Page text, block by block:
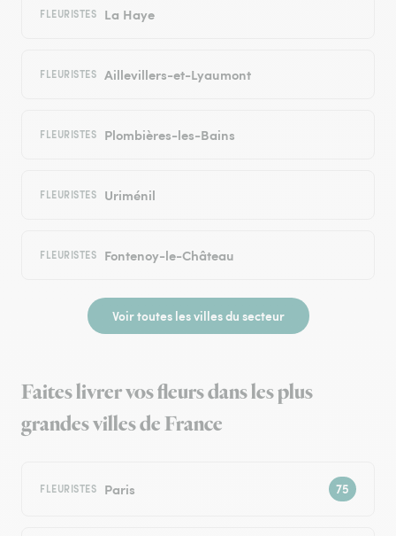
FLEURISTES La Haye
FLEURISTES Aillevillers-et-Lyaumont
FLEURISTES Plombières-les-Bains
FLEURISTES Uriménil
FLEURISTES Fontenoy-le-Château
Voir toutes les villes du secteur
Faites livrer vos fleurs dans les plus
grandes villes de France
FLEURISTES Paris